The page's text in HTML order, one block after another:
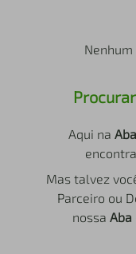
Aqui na
Mas talvez
Parceiro ou
nossa Aba